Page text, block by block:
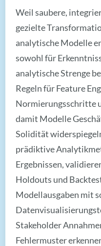
Weil saubere,
gezielte
analytische Modelle
sowohl für
analytische Strenge
Regeln für Feature
Normierungsschritte
damit Modelle
Solidität
prädiktive
Ergebnissen,
Holdouts und
Modellausgaben mit
Stakeholder
Fehlermuster